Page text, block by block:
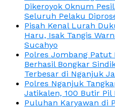
Dikeroyok Oknum
Seluruh Pelaku
Pisah Kenal Lurah
Haru, Isak Tangis
Sucahyo
Polres Jombang Patut
Berhasil Bongkar
Terbesar di Nganjuk
Polres Nganjuk
Jatikalen, 100 Butir Pil
Puluhan Karyawan di